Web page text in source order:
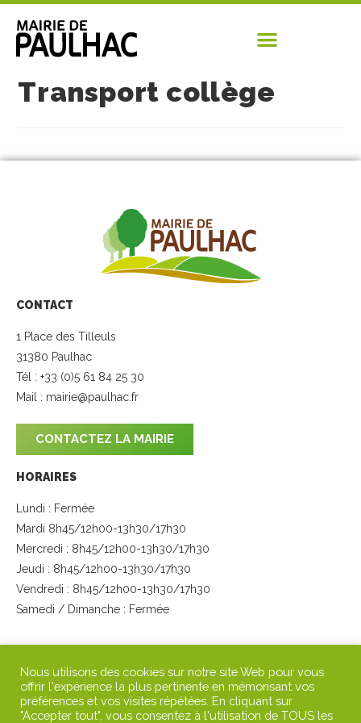
Transport collège
CONTACT
1 Place des Tilleuls
31380 Paulhac
Tél : +33 (0)5 61 84 25 30
Mail : mairie@paulhac.fr
CONTACTEZ LA MAIRIE
HORAIRES
Lundi : Fermée
Mardi 8h45/12h00-13h30/17h30
Mercredi : 8h45/12h00-13h30/17h30
Jeudi : 8h45/12h00-13h30/17h30
Vendredi : 8h45/12h00-13h30/17h30
Samedi / Dimanche : Fermée
Nous utilisons des cookies sur notre site Web pour vous
offrir l'expérience la plus pertinente en mémorisant vos
préférences et vos visites répétées. En cliquant sur
"Accepter tout", vous consentez à l'utilisation de TOUS les